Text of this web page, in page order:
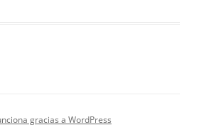
gracias a WordPress